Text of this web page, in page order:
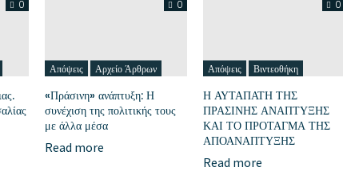
0 0
Απόψεις Αρχείο Άρθρων
«Πράσινη» ανάπτυξη: Η
συνέχιση της πολιτικής τους
με άλλα μέσα
Read more
0
Απόψεις Βιντεοθήκη
Η ΑΥΤΑΠΑΤΗ ΤΗΣ
ΠΡΑΣΙΝΗΣ ΑΝΑΠΤΥΞΗΣ
ΚΑΙ ΤΟ ΠΡΟΤΑΓΜΑ ΤΗΣ
ΑΠΟΑΝΑΠΤΥΞΗΣ
Read more